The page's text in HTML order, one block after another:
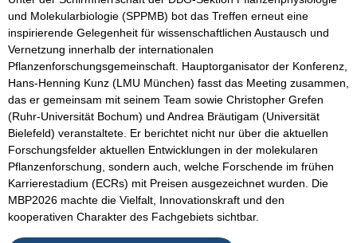
und Molekularbiologie (SPPMB) bot das Treffen erneut eine
inspirierende Gelegenheit für wissenschaftlichen Austausch und
Vernetzung innerhalb der internationalen
Pflanzenforschungsgemeinschaft. Hauptorganisator der Konferenz,
Hans-Henning Kunz (LMU München) fasst das Meeting zusammen,
das er gemeinsam mit seinem Team sowie Christopher Grefen
(Ruhr-Universität Bochum) und Andrea Bräutigam (Universität
Bielefeld) veranstaltete. Er berichtet nicht nur über die aktuellen
Forschungsfelder aktuellen Entwicklungen in der molekularen
Pflanzenforschung, sondern auch, welche Forschende im frühen
Karrierestadium (ECRs) mit Preisen ausgezeichnet wurden. Die
MBP2026 machte die Vielfalt, Innovationskraft und den
kooperativen Charakter des Fachgebiets sichtbar.